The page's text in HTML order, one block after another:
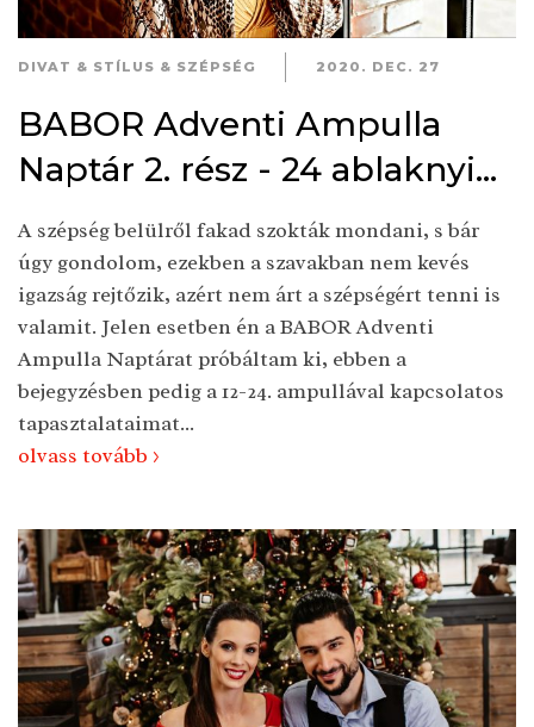
DIVAT & STÍLUS & SZÉPSÉG 2020. DEC. 27
BABOR Adventi Ampulla
Naptár 2. rész - 24 ablaknyi...
A szépség belülről fakad szokták mondani, s bár
úgy gondolom, ezekben a szavakban nem kevés
igazság rejtőzik, azért nem árt a szépségért tenni is
valamit. Jelen esetben én a BABOR Adventi
Ampulla Naptárat próbáltam ki, ebben a
bejegyzésben pedig a 12-24. ampullával kapcsolatos
tapasztalataimat...
olvass tovább >